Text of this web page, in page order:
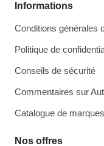
Informations
Conditions générales
Politique de
Conseils de sécurité
Commentaires sur
Catalogue de marques
Nos offres